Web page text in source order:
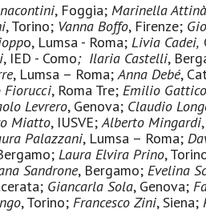
, Foggia; Marinella Attinà
, Torino; Vanna Boffo, Firenze;
o, Lumsa - Roma; Livia Cadei,
, IED - Como; Ilaria Castelli,
, Lumsa – Roma;Anna Debé,
, Roma Tre; Emilio Gattico
Levrero, Genova; Claudio
Miatto, IUSVE;Alberto Mingardi
Palazzani, Lumsa – Roma;
Laura Elvira Prino,
Sandrone, Bergamo; Evelina
Giancarla Sola, Genova;
, Torino; Francesco Zini, Siena;